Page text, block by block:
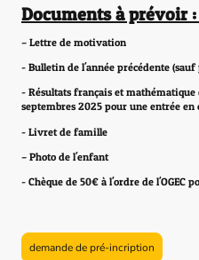
Documents à prévoir :
– Lettre de motivation
- Bulletin de l'année précédente
- Résultats français et mathématique
septembres 2025 pour une entrée en
- Livret de famille
– Photo de l'enfant
- Chèque de 50€ à l'ordre de l'OGEC
demande de pré-incription